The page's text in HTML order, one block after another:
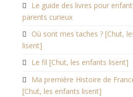
Le guide des livres pour
parents curieux
Où sont mes taches ? [Chut,
lisent]
Le fil [Chut, les enfants lisent]
Ma première Histoire de
[Chut, les enfants lisent]